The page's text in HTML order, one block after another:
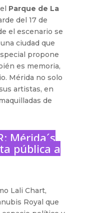
Parque de La
del 17 de
el escenario se
ciudad que
propone
es memoria,
Mérida no solo
artistas, en
de
Mérida´s
pública a
Lali Chart,
Royal que